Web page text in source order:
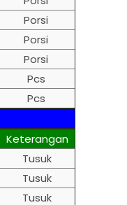
Porsi
Porsi
Porsi
Pcs
Pcs
Keterangan
Tusuk
Tusuk
Tusuk